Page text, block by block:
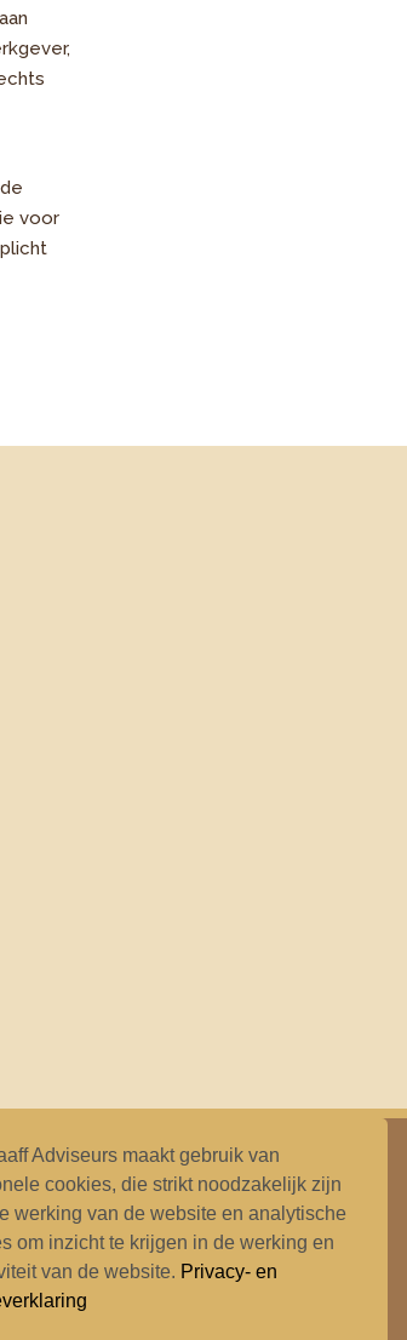
Adviseurs maakt gebruik van
cookies, die strikt noodzakelijk zijn
werking van de website en analytische
om inzicht te krijgen in de werking en
van de website. Privacy- en
voor